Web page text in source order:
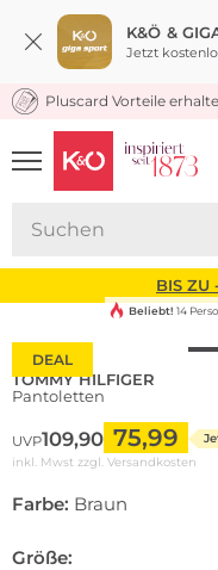
K&Ö &
Jetzt
Pluscard Vorteile
UNSERE APP
CLICK &
BIS ZU
DEAL
Beliebt! 14
TOMMY HILFIGER
Pantoletten
UVP109,90 75,99
inkl. Mwst zzgl. Versandkosten
Farbe: Braun
Größe: